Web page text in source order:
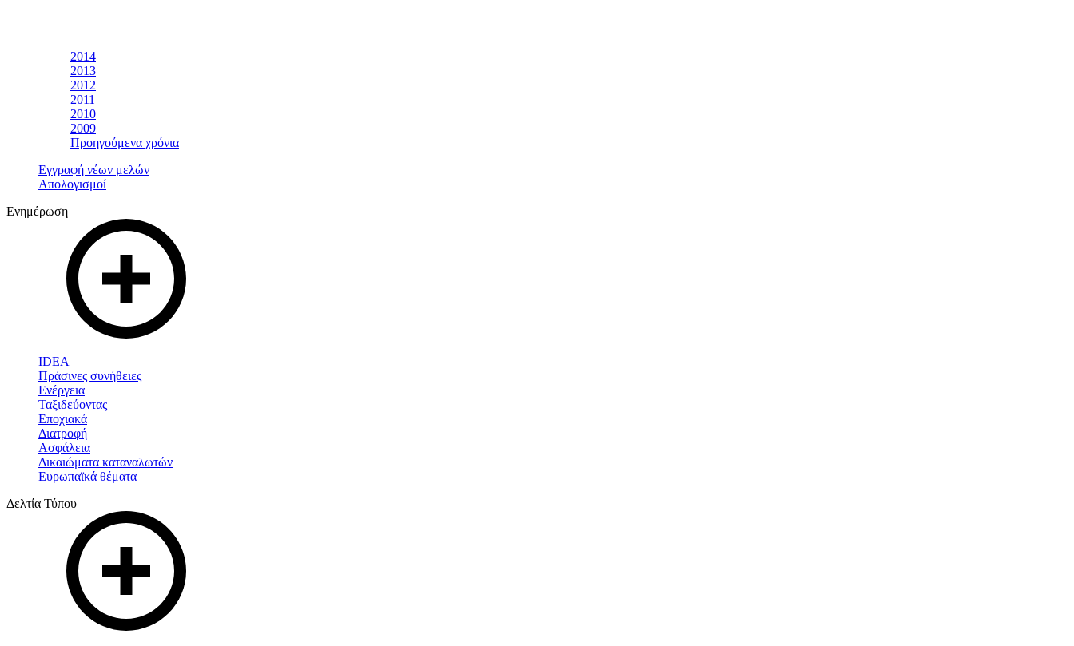
2014
2013
2012
2011
2010
2009
Προηγούμενα χρόνια
Εγγραφή νέων μελών
Απολογισμοί
Ενημέρωση
IDEA
Πράσινες συνήθειες
Ενέργεια
Ταξιδεύοντας
Εποχιακά
Διατροφή
Ασφάλεια
Δικαιώματα καταναλωτών
Ευρωπαϊκά θέματα
Δελτία Τύπου